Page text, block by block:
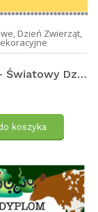
, Dzień Zwierząt,
Dyplom - Światowy Dzień Zwierząt (2)
koszyka